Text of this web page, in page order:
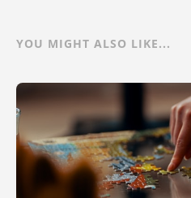
YOU MIGHT ALSO LIKE...